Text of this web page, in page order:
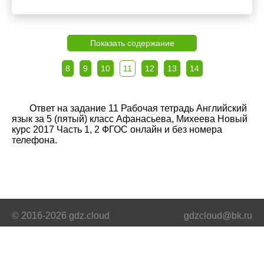
Показать содержание
8 9 10 11 12 13 14
Ответ на задание 11 Рабочая тетрадь Английский
язык за 5 (пятый) класс Афанасьева, Михеева Новый
курс 2017 Часть 1, 2 ФГОС онлайн и без номера
телефона.
© 2016-2026 gdz.cloud gdzcloud@bk.ru